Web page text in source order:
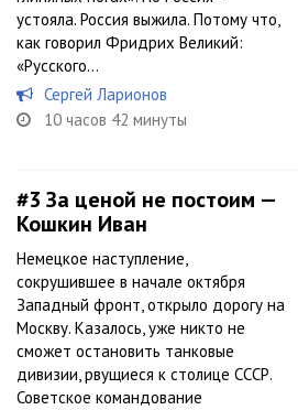
устояла. Россия выжила. Потому что,
как говорил Фридрих Великий:
«Русского...
Сергей Ларионов
10 часов 42 минуты
#3 За ценой не постоим —
Кошкин Иван
Немецкое наступление,
сокрушившее в начале октября
Западный фронт, открыло дорогу на
Москву. Казалось, уже никто не
сможет остановить танковые
дивизии, рвущиеся к столице СССР.
Советское командование